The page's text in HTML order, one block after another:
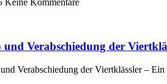
Verabschiedung der
Verabschiedung der Viertklässler – Ein